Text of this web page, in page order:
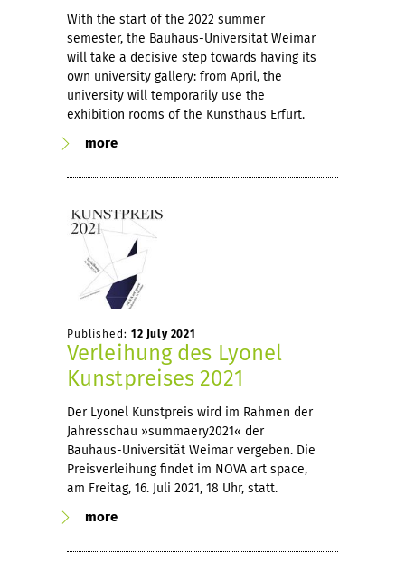
With the start of the 2022 summer
semester, the Bauhaus-Universität Weimar
will take a decisive step towards having its
own university gallery: from April, the
university will temporarily use the
exhibition rooms of the Kunsthaus Erfurt.
more
Published: 12 July 2021
Verleihung des Lyonel
Kunstpreises 2021
Der Lyonel Kunstpreis wird im Rahmen der
Jahresschau »summaery2021« der
Bauhaus-Universität Weimar vergeben. Die
Preisverleihung findet im NOVA art space,
am Freitag, 16. Juli 2021, 18 Uhr, statt.
more